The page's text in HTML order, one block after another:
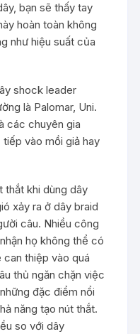
bạn sẽ thấy tay
hoàn toàn không
như hiệu suất của
shock leader
là Palomar, Uni.
các chuyên gia
vào mồi giả hay
thắt khi dùng dây
xảy ra ở dây braid
câu. Nhiều công
họ không thể có
can thiệp vào quá
thủ ngăn chặn việc
đặc điểm nổi
năng tạo nút thắt.
so với dây